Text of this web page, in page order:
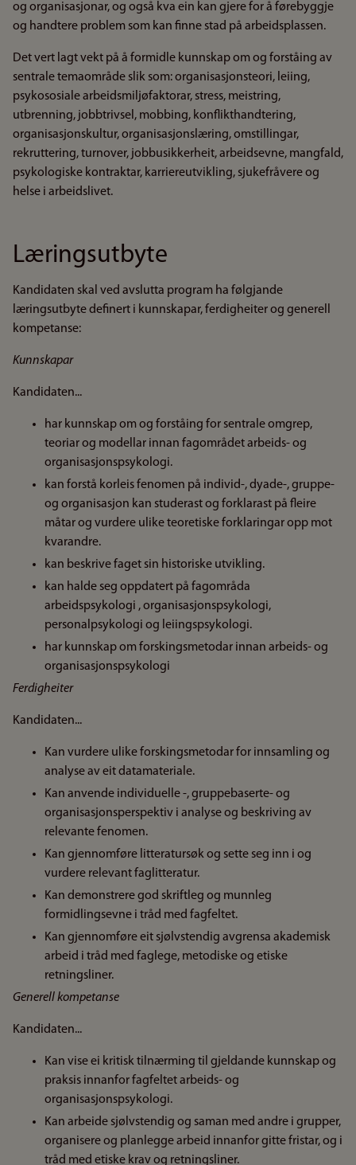
og organisasjonar, og også kva ein kan gjere for å førebyggje
og handtere problem som kan finne stad på arbeidsplassen.
Det vert lagt vekt på å formidle kunnskap om og forståing av
sentrale temaområde slik som: organisasjonsteori, leiing,
psykososiale arbeidsmiljøfaktorar, stress, meistring,
utbrenning, jobbtrivsel, mobbing, konflikthandtering,
organisasjonskultur, organisasjonslæring, omstillingar,
rekruttering, turnover, jobbusikkerheit, arbeidsevne, mangfald,
psykologiske kontraktar, karriereutvikling, sjukefråvere og
helse i arbeidslivet.
Læringsutbyte
Kandidaten skal ved avslutta program ha følgjande
læringsutbyte definert i kunnskapar, ferdigheiter og generell
kompetanse:
Kunnskapar
Kandidaten...
har kunnskap om og forståing for sentrale omgrep,
teoriar og modellar innan fagområdet arbeids- og
organisasjonspsykologi.
kan forstå korleis fenomen på individ-, dyade-, gruppe-
og organisasjon kan studerast og forklarast på fleire
måtar og vurdere ulike teoretiske forklaringar opp mot
kvarandre.
kan beskrive faget sin historiske utvikling.
kan halde seg oppdatert på fagområda
arbeidspsykologi , organisasjonspsykologi,
personalpsykologi og leiingspsykologi.
har kunnskap om forskingsmetodar innan arbeids- og
organisasjonspsykologi
Ferdigheiter
Kandidaten...
Kan vurdere ulike forskingsmetodar for innsamling og
analyse av eit datamateriale.
Kan anvende individuelle -, gruppebaserte- og
organisasjonsperspektiv i analyse og beskriving av
relevante fenomen.
Kan gjennomføre litteratursøk og sette seg inn i og
vurdere relevant faglitteratur.
Kan demonstrere god skriftleg og munnleg
formidlingsevne i tråd med fagfeltet.
Kan gjennomføre eit sjølvstendig avgrensa akademisk
arbeid i tråd med faglege, metodiske og etiske
retningsliner.
Generell kompetanse
Kandidaten...
Kan vise ei kritisk tilnærming til gjeldande kunnskap og
praksis innanfor fagfeltet arbeids- og
organisasjonspsykologi.
Kan arbeide sjølvstendig og saman med andre i grupper,
organisere og planlegge arbeid innanfor gitte fristar, og i
tråd med etiske krav og retningsliner.